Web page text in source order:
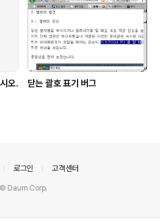
오. 닫는 괄호 표기 버그
로그인 고객센터
© Daum Corp.